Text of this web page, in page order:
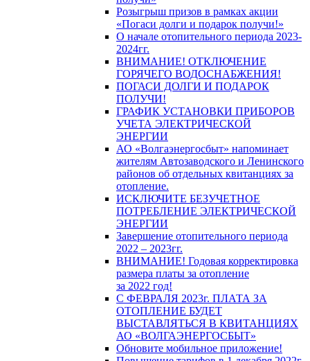
Розыгрыш призов в рамках акции
«Погаси долги и подарок получи!»
О начале отопительного периода 2023-
2024гг.
ВНИМАНИЕ! ОТКЛЮЧЕНИЕ
ГОРЯЧЕГО ВОДОСНАБЖЕНИЯ!
ПОГАСИ ДОЛГИ И ПОДАРОК
ПОЛУЧИ!
ГРАФИК УСТАНОВКИ ПРИБОРОВ
УЧЕТА ЭЛЕКТРИЧЕСКОЙ
ЭНЕРГИИ
АО «Волгаэнергосбыт» напоминает
жителям Автозаводского и Ленинского
районов об отдельных квитанциях за
отопление.
ИСКЛЮЧИТЕ БЕЗУЧЕТНОЕ
ПОТРЕБЛЕНИЕ ЭЛЕКТРИЧЕСКОЙ
ЭНЕРГИИ
Завершение отопительного периода
2022 – 2023гг.
ВНИМАНИЕ! Годовая корректировка
размера платы за отопление
за 2022 год!
С ФЕВРАЛЯ 2023г. ПЛАТА ЗА
ОТОПЛЕНИЕ БУДЕТ
ВЫСТАВЛЯТЬСЯ В КВИТАНЦИЯХ
АО «ВОЛГАЭНЕРГОСБЫТ»
Обновите мобильное приложение!